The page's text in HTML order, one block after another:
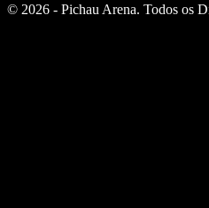
© 2026 - Pichau Arena. Todos os